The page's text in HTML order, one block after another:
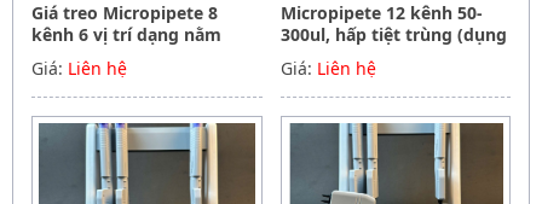
Giá treo Micropipete 8
kênh 6 vị trí dạng nằm
ngang, Hãng Phoenix
instrument Germany
Giá: Liên hệ
Micropipete 12 kênh 50-
300ul, hấp tiệt trùng (dụng
cụ hút mẫu, chất lỏng),
Hãng Phoenix instrument
Germany
Giá: Liên hệ